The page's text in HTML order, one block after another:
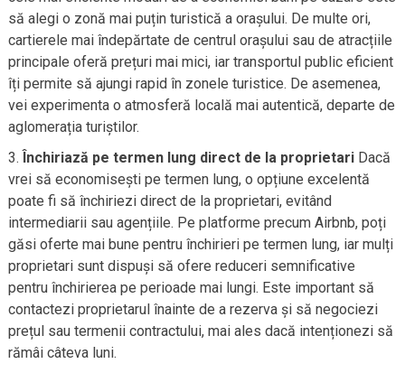
să alegi o zonă mai puțin turistică a orașului. De multe ori,
cartierele mai îndepărtate de centrul orașului sau de atracțiile
principale oferă prețuri mai mici, iar transportul public eficient
îți permite să ajungi rapid în zonele turistice. De asemenea,
vei experimenta o atmosferă locală mai autentică, departe de
aglomerația turiștilor.
Închiriază pe termen lung direct de la proprietariDacă
vrei să economisești pe termen lung, o opțiune excelentă
poate fi să închiriezi direct de la proprietari, evitând
intermediarii sau agențiile. Pe platforme precum Airbnb, poți
găsi oferte mai bune pentru închirieri pe termen lung, iar mulți
proprietari sunt dispuși să ofere reduceri semnificative
pentru închirierea pe perioade mai lungi. Este important să
contactezi proprietarul înainte de a rezerva și să negociezi
prețul sau termenii contractului, mai ales dacă intenționezi să
rămâi câteva luni.